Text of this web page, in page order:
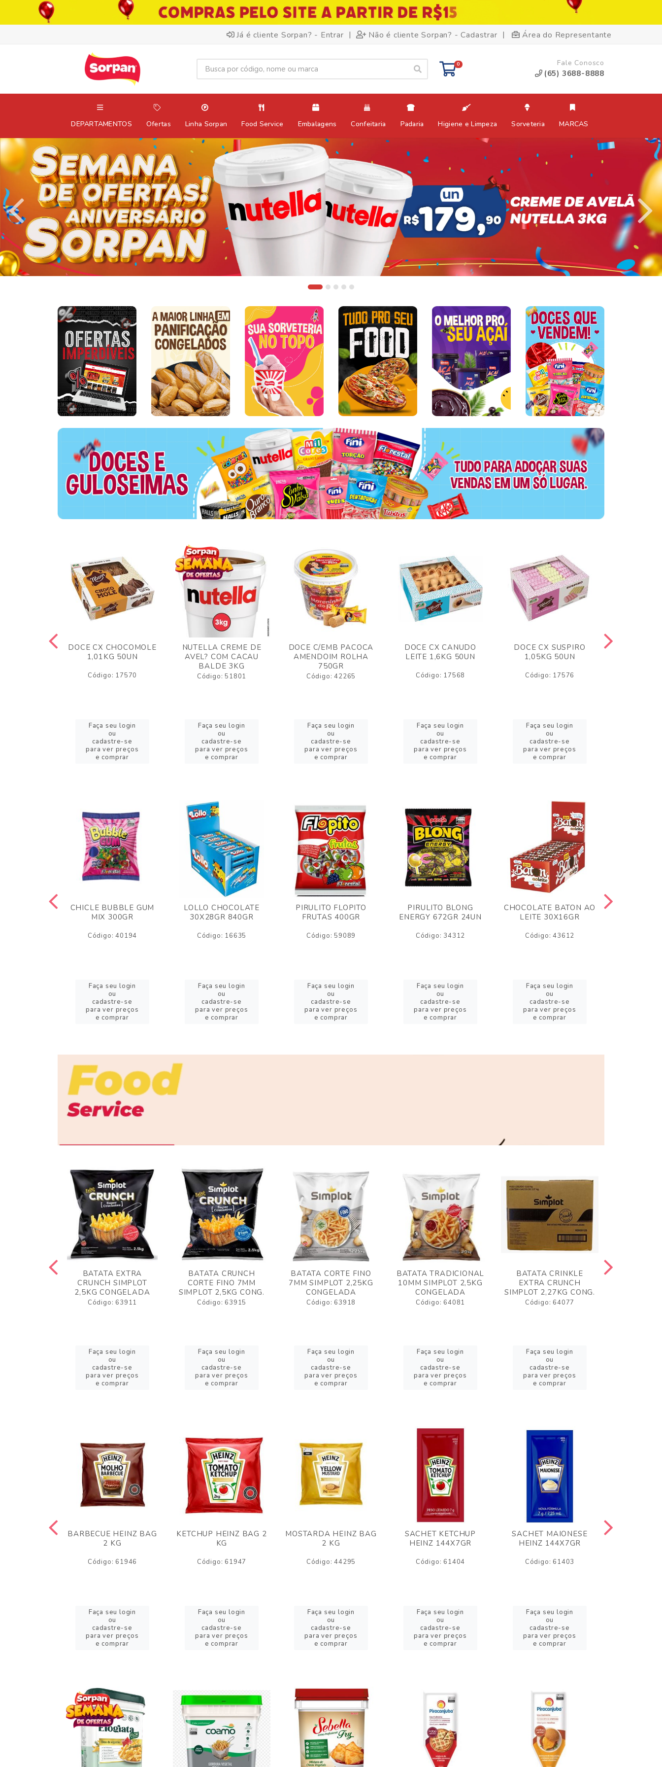
Já é cliente Sorpan? - Entrar | Não é cliente Sorpan? - Cadastrar | Área do Representante
0 Fale Conosco
(65) 3688-8888
DEPARTAMENTOS Ofertas Linha Sorpan Food Service Embalagens Confeitaria Padaria Higiene e Limpeza Sorveteria MARCAS
DOCE CX CHOCOMOLE
1,01KG 50UN
Código: 17570
Faça seu login
ou
cadastre-se
para ver preços
e comprar
NUTELLA CREME DE
AVEL? COM CACAU
BALDE 3KG
Código: 51801
Faça seu login
ou
cadastre-se
para ver preços
e comprar
DOCE C/EMB PACOCA
AMENDOIM ROLHA
750GR
Código: 42265
Faça seu login
ou
cadastre-se
para ver preços
e comprar
DOCE CX CANUDO
LEITE 1,6KG 50UN
Código: 17568
Faça seu login
ou
cadastre-se
para ver preços
e comprar
DOCE CX SUSPIRO
1,05KG 50UN
Código: 17576
Faça seu login
ou
cadastre-se
para ver preços
e comprar
CHICLE BUBBLE GUM
MIX 300GR
Código: 40194
Faça seu login
ou
cadastre-se
para ver preços
e comprar
LOLLO CHOCOLATE
30X28GR 840GR
Código: 16635
Faça seu login
ou
cadastre-se
para ver preços
e comprar
PIRULITO FLOPITO
FRUTAS 400GR
Código: 59089
Faça seu login
ou
cadastre-se
para ver preços
e comprar
PIRULITO BLONG
ENERGY 672GR 24UN
Código: 34312
Faça seu login
ou
cadastre-se
para ver preços
e comprar
CHOCOLATE BATON AO
LEITE 30X16GR
Código: 43612
Faça seu login
ou
cadastre-se
para ver preços
e comprar
BATATA EXTRA
CRUNCH SIMPLOT
2,5KG CONGELADA
Código: 63911
Faça seu login
ou
cadastre-se
para ver preços
e comprar
BATATA CRUNCH
CORTE FINO 7MM
SIMPLOT 2,5KG CONG.
Código: 63915
Faça seu login
ou
cadastre-se
para ver preços
e comprar
BATATA CORTE FINO
7MM SIMPLOT 2,25KG
CONGELADA
Código: 63918
Faça seu login
ou
cadastre-se
para ver preços
e comprar
BATATA TRADICIONAL
10MM SIMPLOT 2,5KG
CONGELADA
Código: 64081
Faça seu login
ou
cadastre-se
para ver preços
e comprar
BATATA CRINKLE
EXTRA CRUNCH
SIMPLOT 2,27KG CONG.
Código: 64077
Faça seu login
ou
cadastre-se
para ver preços
e comprar
BARBECUE HEINZ BAG
2 KG
Código: 61946
Faça seu login
ou
cadastre-se
para ver preços
e comprar
KETCHUP HEINZ BAG 2
KG
Código: 61947
Faça seu login
ou
cadastre-se
para ver preços
e comprar
MOSTARDA HEINZ BAG
2 KG
Código: 44295
Faça seu login
ou
cadastre-se
para ver preços
e comprar
SACHET KETCHUP
HEINZ 144X7GR
Código: 61404
Faça seu login
ou
cadastre-se
para ver preços
e comprar
SACHET MAIONESE
HEINZ 144X7GR
Código: 61403
Faça seu login
ou
cadastre-se
para ver preços
e comprar